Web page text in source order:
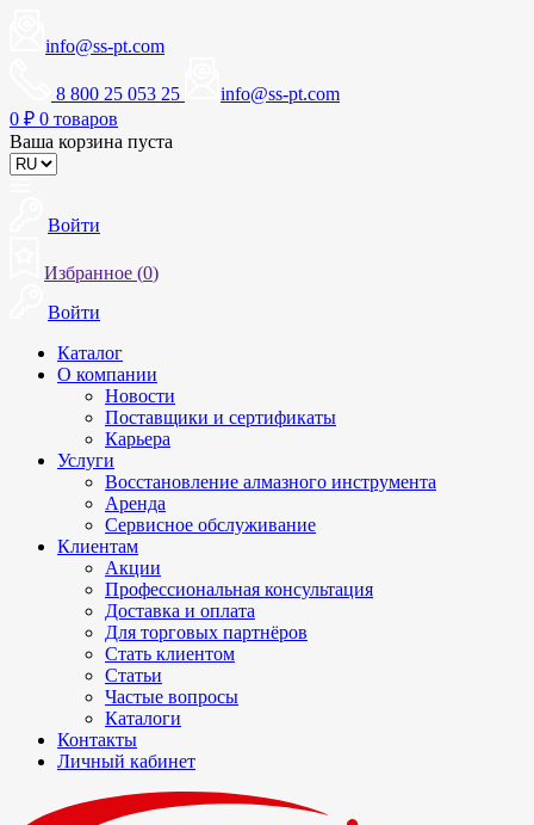
info@ss-pt.com
8 800 25 053 25
info@ss-pt.com
0 ₽ 0 товаров
Ваша корзина пуста
Войти
Избранное (0)
Войти
Каталог
О компании
Новости
Поставщики и сертификаты
Карьера
Услуги
Восстановление алмазного инструмента
Аренда
Сервисное обслуживание
Клиентам
Акции
Профессиональная консультация
Доставка и оплата
Для торговых партнёров
Стать клиентом
Статьи
Частые вопросы
Каталоги
Контакты
Личный кабинет